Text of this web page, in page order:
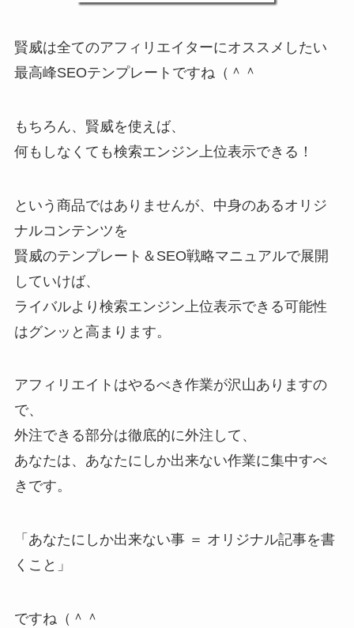
賢威は全てのアフィリエイターにオススメしたい
最高峰SEOテンプレートですね（＾＾
もちろん、賢威を使えば、
何もしなくても検索エンジン上位表示できる！
という商品ではありませんが、中身のあるオリジ
ナルコンテンツを
賢威のテンプレート＆SEO戦略マニュアルで展開
していけば、
ライバルより検索エンジン上位表示できる可能性
はグンッと高まります。
アフィリエイトはやるべき作業が沢山ありますの
で、
外注できる部分は徹底的に外注して、
あなたは、あなたにしか出来ない作業に集中すべ
きです。
「あなたにしか出来ない事 ＝ オリジナル記事を書
くこと」
ですね（＾＾